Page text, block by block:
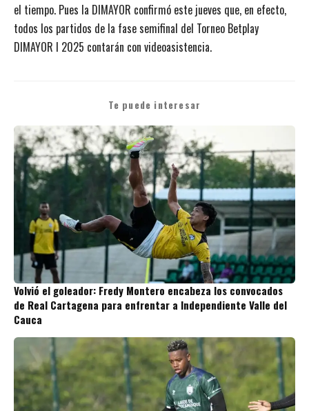
el tiempo. Pues la DIMAYOR confirmó este jueves que, en efecto,
todos los partidos de la fase semifinal del Torneo Betplay
DIMAYOR I 2025 contarán con videoasistencia.
Te puede interesar
Volvió el goleador: Fredy Montero encabeza los convocados
de Real Cartagena para enfrentar a Independiente Valle del
Cauca